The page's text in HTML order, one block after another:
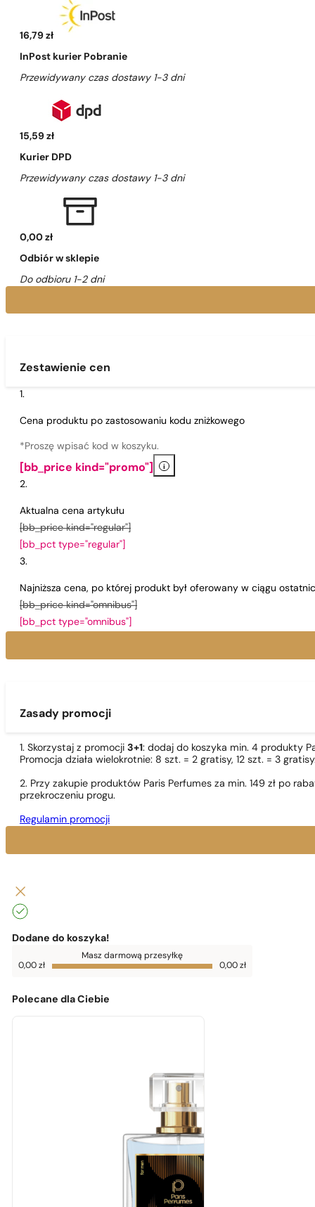
16,79 zł
InPost kurier Pobranie
Przewidywany czas dostawy 1-3 dni
15,59 zł
Kurier DPD
Przewidywany czas dostawy 1-3 dni
0,00 zł
Odbiór w sklepie
Do odbioru 1-2 dni
Zestawienie cen
Cena produktu po zastosowaniu kodu zniżkowego
*Proszę wpisać kod w koszyku.
[bb_price kind="promo"] i
Aktualna cena artykułu
[bb_price kind="regular"]
[bb_pct type="regular"]
Najniższa cena, po której produkt był oferowany w ciągu
[bb_price kind="omnibus"]
[bb_pct type="omnibus"]
Zasady promocji
1. Skorzystaj z promocji 3+1: dodaj do koszyka min. 4 produkty
Promocja działa wielokrotnie: 8 szt. = 2 gratisy, 12 szt. = 3
2. Przy zakupie produktów Paris Perfumes za min. 149 zł po
przekroczeniu progu.
Regulamin promocji
Dodane do koszyka!
Do
darmowej
0,00
Masz darmową przesyłkę
0,00zł 0,00 zł
Polecane dla Ciebie